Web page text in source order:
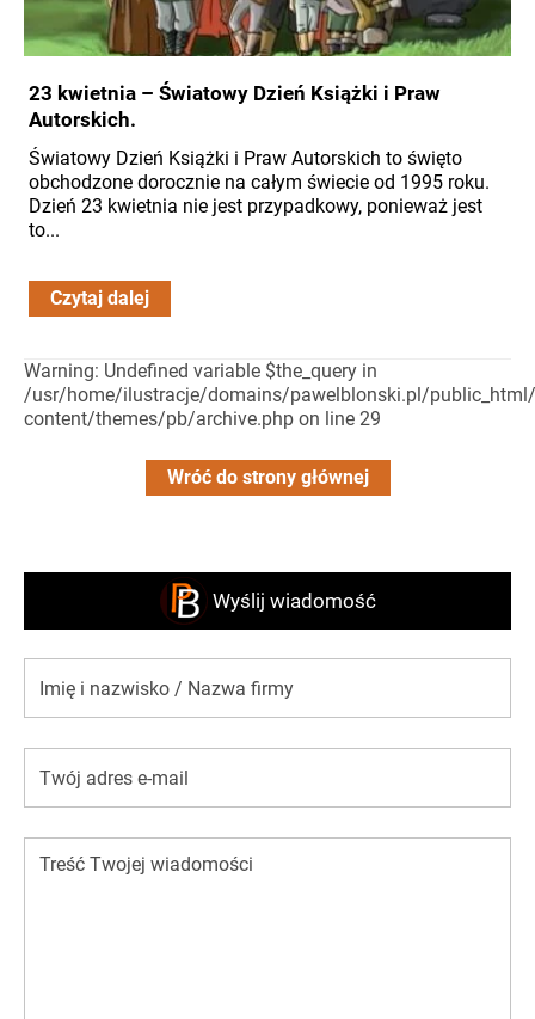
23 kwietnia – Światowy Dzień Książki i Praw
Autorskich.
Światowy Dzień Książki i Praw Autorskich to święto
obchodzone dorocznie na całym świecie od 1995 roku.
Dzień 23 kwietnia nie jest przypadkowy, ponieważ jest
to...
Czytaj dalej
Warning: Undefined variable $the_query in
/usr/home/ilustracje/domains/pawelblonski.pl/
content/themes/pb/archive.php on line 29
Wróć do strony głównej
Wyślij wiadomość